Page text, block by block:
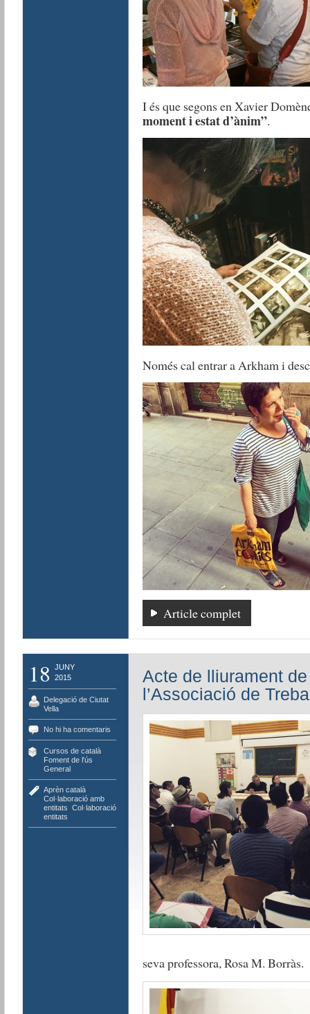
I és que segons en Xavier
moment i estat d’ànim”.
Només cal entrar a Arkham i
Article complet
18
JUNY
2015
Delegació de Ciutat
Vella
No hi ha comentaris
Cursos de català,
Foment de l'ús
General
Aprèn català,
Col·laboració amb
entitats Col·laboració
entitats
Acte de lliurament
l’Associació de
seva professora, Rosa M. Borràs.